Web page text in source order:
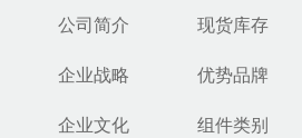
公司简介
企业战略
企业文化
现货库存
优势品牌
组件类别